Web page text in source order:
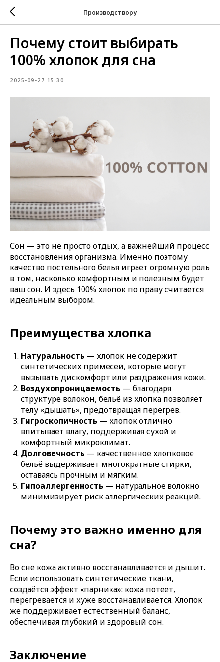
Производствору
Почему стоит выбирать
100% хлопок для сна
2025-09-27 15:30
Сон — это не просто отдых, а важнейший процесс
восстановления организма. Именно поэтому
качество постельного белья играет огромную роль
в том, насколько комфортным и полезным будет
ваш сон. И здесь 100% хлопок по праву считается
идеальным выбором.
Преимущества хлопка
Натуральность — хлопок не содержит
синтетических примесей, которые могут
вызывать дискомфорт или раздражения кожи.
Воздухопроницаемость — благодаря
структуре волокон, бельё из хлопка позволяет
телу «дышать», предотвращая перегрев.
Гигроскопичность — хлопок отлично
впитывает влагу, поддерживая сухой и
комфортный микроклимат.
Долговечность — качественное хлопковое
бельё выдерживает многократные стирки,
оставаясь прочным и мягким.
Гипоаллергенность — натуральное волокно
минимизирует риск аллергических реакций.
Почему это важно именно для
сна?
Во сне кожа активно восстанавливается и дышит.
Если использовать синтетические ткани,
создаётся эффект «парника»: кожа потеет,
перегревается и хуже восстанавливается. Хлопок
же поддерживает естественный баланс,
обеспечивая глубокий и здоровый сон.
Заключение